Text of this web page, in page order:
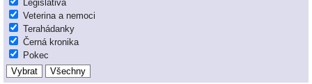
Legislativa
Veterina a nemoci
Terahádanky
Černá kronika
Pokec